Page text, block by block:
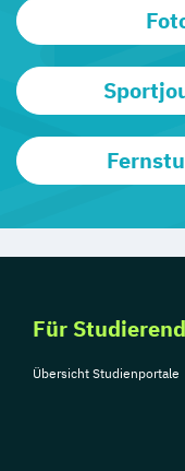
Für
Übersicht Studienportale